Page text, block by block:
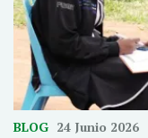
BLOG 24 Junio 2026